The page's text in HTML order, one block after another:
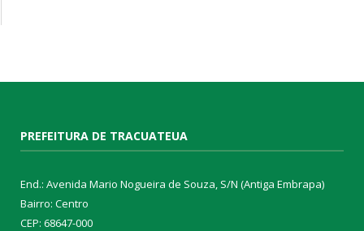
PREFEITURA DE TRACUATEUA
End.: Avenida Mario Nogueira de Souza, S/N (Antiga Embrapa)
Bairro: Centro
CEP: 68647-000